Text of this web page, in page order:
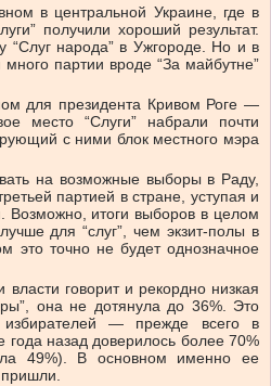
в центральной Украине, где в
получили хороший результат.
“Слуг народа” в Ужгороде. Но и в
много партии вроде “За майбутне”
для президента Кривом Роге —
место “Слуги” набрали почти
с ними блок местного мэра
на возможные выборы в Раду,
партией в стране, уступая и
итоги выборов в целом
для “слуг”, чем экзит-полы в
это точно не будет однозначное
говорит и рекордно низкая
она не дотянула до 36%. Это
избирателей — прежде всего в
года назад доверилось более 70%
49%). В основном именно ее
пришли.